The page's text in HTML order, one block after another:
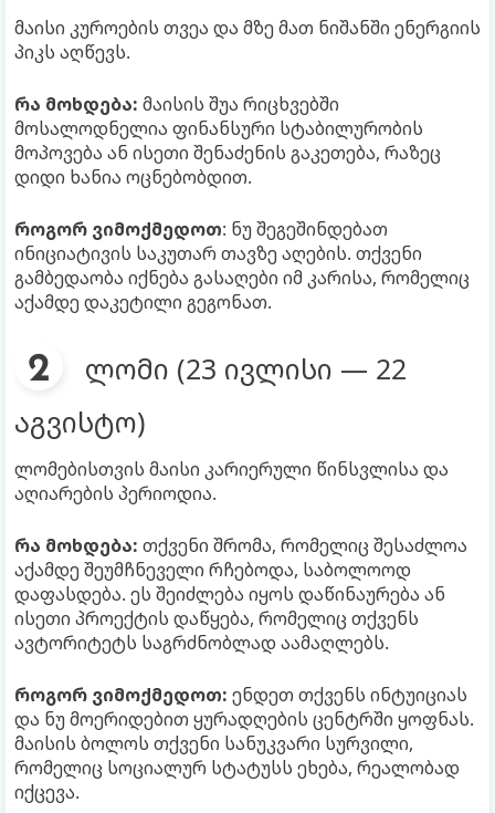
მაისი კუროების თვეა და მზე მათ ნიშანში ენერგიის
პიკს აღწევს.
რა მოხდება: მაისის შუა რიცხვებში
მოსალოდნელია ფინანსური სტაბილურობის
მოპოვება ან ისეთი შენაძენის გაკეთება, რაზეც
დიდი ხანია ოცნებობდით.
როგორ ვიმოქმედოთ: ნუ შეგეშინდებათ
ინიციატივის საკუთარ თავზე აღების. თქვენი
გამბედაობა იქნება გასაღები იმ კარისა, რომელიც
აქამდე დაკეტილი გეგონათ.
ლომი (23 ივლისი — 22
აგვისტო)
ლომებისთვის მაისი კარიერული წინსვლისა და
აღიარების პერიოდია.
რა მოხდება: თქვენი შრომა, რომელიც შესაძლოა
აქამდე შეუმჩნეველი რჩებოდა, საბოლოოდ
დაფასდება. ეს შეიძლება იყოს დაწინაურება ან
ისეთი პროექტის დაწყება, რომელიც თქვენს
ავტორიტეტს საგრძნობლად აამაღლებს.
როგორ ვიმოქმედოთ: ენდეთ თქვენს ინტუიციას
და ნუ მოერიდებით ყურადღების ცენტრში ყოფნას.
მაისის ბოლოს თქვენი სანუკვარი სურვილი,
რომელიც სოციალურ სტატუსს ეხება, რეალობად
იქცევა.